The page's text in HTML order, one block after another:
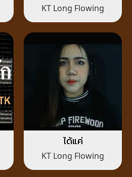
KT Long Flowing
ได้แค่
KT Long Flowing